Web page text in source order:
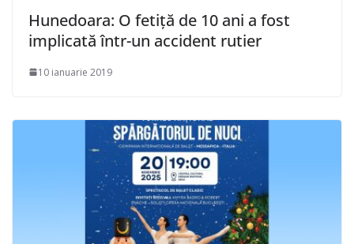
Hunedoara: O fetiță de 10 ani a fost
implicată într-un accident rutier
10 ianuarie 2019